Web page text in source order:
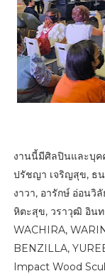
งานนี้มีศิลปินและบุค
ปรัชญา เจริญสุข, ธ
งาวา, อารักษ์ อ่อนวิ
หิตะสุข, วราวุฒิ อินท
WACHIRA,
BENZILLA,
Impact Wood